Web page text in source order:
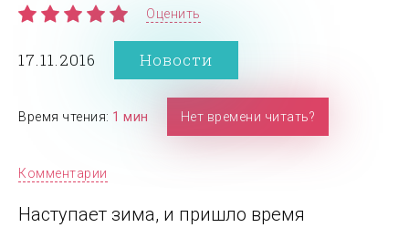
Оценить
17.11.2016 Новости
Время чтения: 1 мин Нет времени читать?
Комментарии
Наступает зима, и пришло время